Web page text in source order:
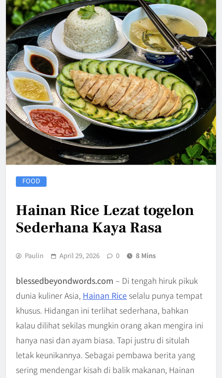
FOOD
Hainan Rice Lezat togelon
Sederhana Kaya Rasa
Paulin April 29, 2026 0 8 Mins
blessedbeyondwords.com – Di tengah hiruk pikuk
dunia kuliner Asia, Hainan Rice selalu punya tempat
khusus. Hidangan ini terlihat sederhana, bahkan
kalau dilihat sekilas mungkin orang akan mengira ini
hanya nasi dan ayam biasa. Tapi justru di situlah
letak keunikannya. Sebagai pembawa berita yang
sering mendengar kisah di balik makanan, Hainan